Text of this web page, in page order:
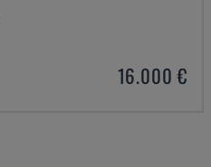
16.000 €